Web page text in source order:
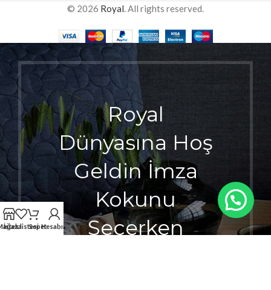
© 2026 Royal. All rights reserved.
Royal
Dünyasına Hoş
Geldin İmza
Kokunu
Seçerken
İstek listesiSepetHesabım